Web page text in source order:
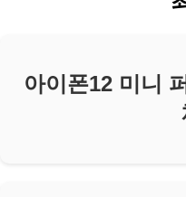
아이폰12 미니